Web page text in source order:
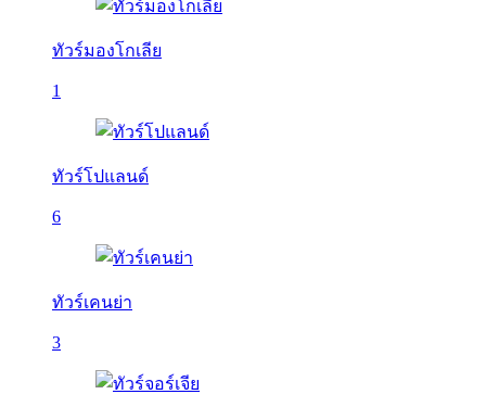
ทัวร์มองโกเลีย
1
ทัวร์โปแลนด์
6
ทัวร์เคนย่า
3